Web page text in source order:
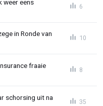
weer eens
6
in Ronde van
10
fraaie
8
schorsing uit na
35